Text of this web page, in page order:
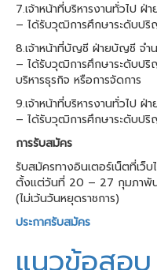
7.เจ้าหน้าที่บริหารงานทั่วไป ฝ่
– ได้รับวุฒิการศึกษาระดับป
8.เจ้าหน้าที่บัญชี ฝ่ายบัญชี จำ
– ได้รับวุฒิการศึกษาระดับป
บริหารธุรกิจ หรือการจัดการ
9.เจ้าหน้าที่บริหารงานทั่วไป
– ได้รับวุฒิการศึกษาระดับป
การรับสมัคร
รับสมัครทางอินเตอร์เน็ตที่เว็บ
ตั้งแต่วันที่ 20 – 27 กุมภาพั
(ไม่เว้นวันหยุดราชการ)
ประกาศรับสมัคร
แนวข้อสอ